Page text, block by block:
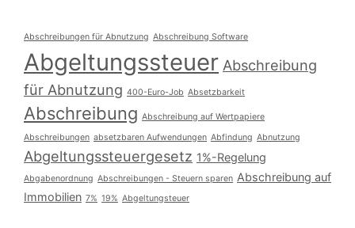
Abschreibungen für Abnutzung Abschreibung Software
Abgeltungssteuer Abschreibung
für Abnutzung 400-Euro-Job Absetzbarkeit
Abschreibung Abschreibung auf Wertpapiere
Abschreibungen absetzbaren Aufwendungen Abfindung Abnutzung
Abgeltungssteuergesetz 1%-Regelung
Abgabenordnung Abschreibungen - Steuern sparen Abschreibung auf
Immobilien 7% 19% Abgeltungsteuer